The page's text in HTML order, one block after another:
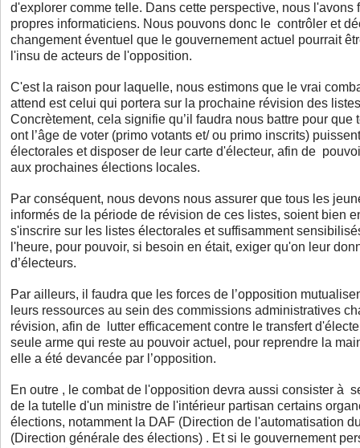
d'explorer comme telle. Dans cette perspective, nous l'avons
propres informaticiens. Nous pouvons donc le contrôler et
changement éventuel que le gouvernement actuel pourrait
l'insu de acteurs de l'opposition.
C'est la raison pour laquelle, nous estimons que le vrai
attend est celui qui portera sur la prochaine révision des
Concrètement, cela signifie qu’il faudra nous battre pour
ont l’âge de voter (primo votants et/ ou primo inscrits)
électorales et disposer de leur carte d'électeur, afin de
aux prochaines élections locales.
Par conséquent, nous devons nous assurer que tous les
informés de la période de révision de ces listes, soient bien
s'inscrire sur les listes électorales et suffisamment
l'heure, pour pouvoir, si besoin en était, exiger qu'on leur
d’électeurs.
Par ailleurs, il faudra que les forces de l’opposition
leurs ressources au sein des commissions administratives
révision, afin de lutter efficacement contre le transfert
seule arme qui reste au pouvoir actuel, pour reprendre la
elle a été devancée par l’opposition.
En outre , le combat de l'opposition devra aussi consister à
de la tutelle d'un ministre de l'intérieur partisan certains
élections, notamment la DAF (Direction de l'automatisation
(Direction générale des élections) . Et si le gouvernement